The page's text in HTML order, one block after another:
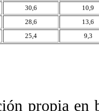
30,6
10,9
28,6
13,6
25,4 9,3
propia en